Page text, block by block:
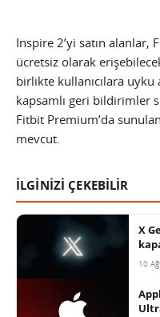
Inspire 2’yi satın alanlar,
ücretsiz olarak
birlikte kullanıcılara
kapsamlı geri bildirimler
Fitbit Premium’da
mevcut.
İLGİNİZİ ÇEKEBİLİR
X
10